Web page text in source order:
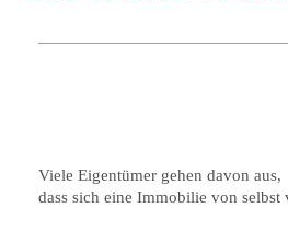
Viele Eigentümer gehen davon aus,
dass sich eine Immobilie von selbst